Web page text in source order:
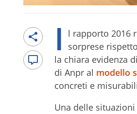
I l rapporto 2016
sorprese
la chiara evidenza
di Anpr al modello
concreti e
Una delle